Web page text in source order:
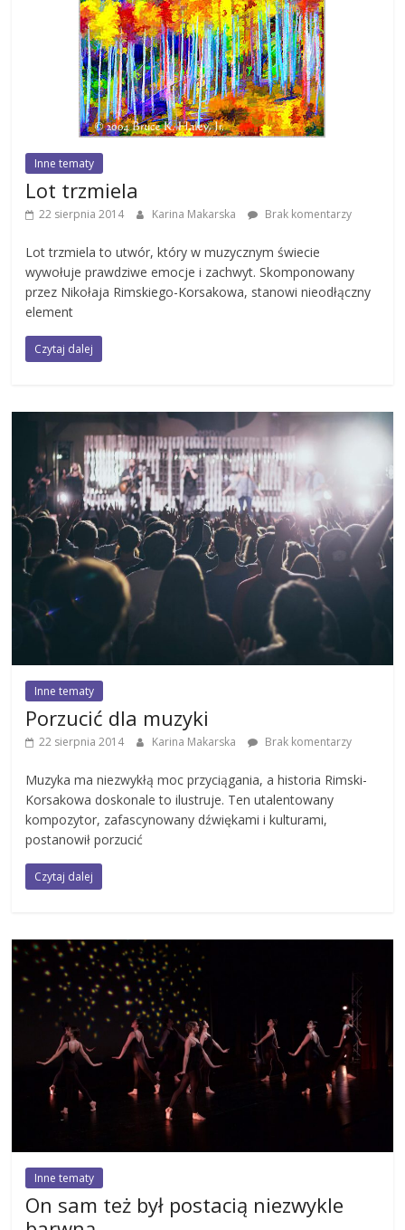
Inne tematy
Lot trzmiela
22 sierpnia 2014 Karina Makarska Brak komentarzy
Lot trzmiela to utwór, który w muzycznym świecie
wywołuje prawdziwe emocje i zachwyt. Skomponowany
przez Nikołaja Rimskiego-Korsakowa, stanowi nieodłączny
element
Czytaj dalej
Inne tematy
Porzucić dla muzyki
22 sierpnia 2014 Karina Makarska Brak komentarzy
Muzyka ma niezwykłą moc przyciągania, a historia Rimski-
Korsakowa doskonale to ilustruje. Ten utalentowany
kompozytor, zafascynowany dźwiękami i kulturami,
postanowił porzucić
Czytaj dalej
Inne tematy
On sam też był postacią niezwykle